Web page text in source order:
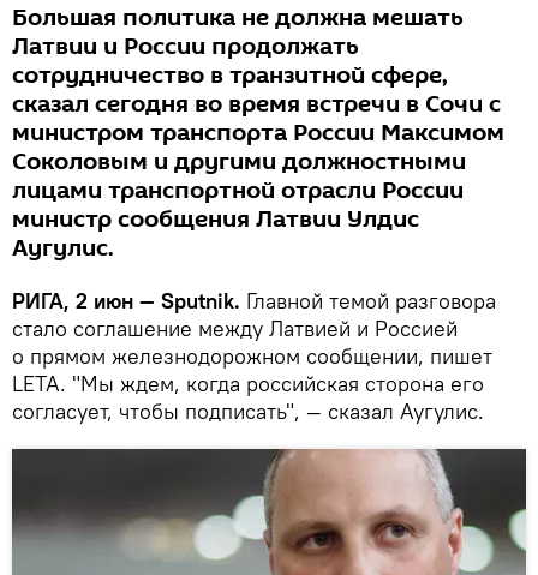
Большая политика не должна мешать
Латвии и России продолжать
сотрудничество в транзитной сфере,
сказал сегодня во время встречи в Сочи с
министром транспорта России Максимом
Соколовым и другими должностными
лицами транспортной отрасли России
министр сообщения Латвии Улдис
Аугулис.
РИГА, 2 июн — Sputnik. Главной темой разговора
стало соглашение между Латвией и Россией
о прямом железнодорожном сообщении, пишет
LETA. "Мы ждем, когда российская сторона его
согласует, чтобы подписать", — сказал Аугулис.